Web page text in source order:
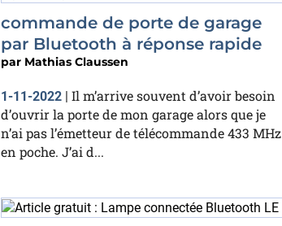
commande de porte de garage
par Bluetooth à réponse rapide
par Mathias Claussen
1-11-2022 | Il m’arrive souvent d’avoir besoin
d’ouvrir la porte de mon garage alors que je
n’ai pas l’émetteur de télécommande 433 MHz
en poche. J’ai d...